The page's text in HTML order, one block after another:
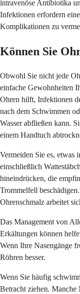
intravenöse Antibiotika
Infektionen erfordern
Komplikationen zu
Können Sie
Obwohl Sie nicht jede
einfache Gewohnheiten
Ohren hilft, Infektionen
nach dem Schwimmen
Wasser abfließen kann.
einem Handtuch
Vermeiden Sie es, etwas
einschließlich
hineindrücken, die
Trommelfell
Ohrenschmalz arbeitet
Das Management von
Erkältungen können
Wenn Ihre Nasengänge
Röhren besser.
Wenn Sie häufig
Betracht ziehen.